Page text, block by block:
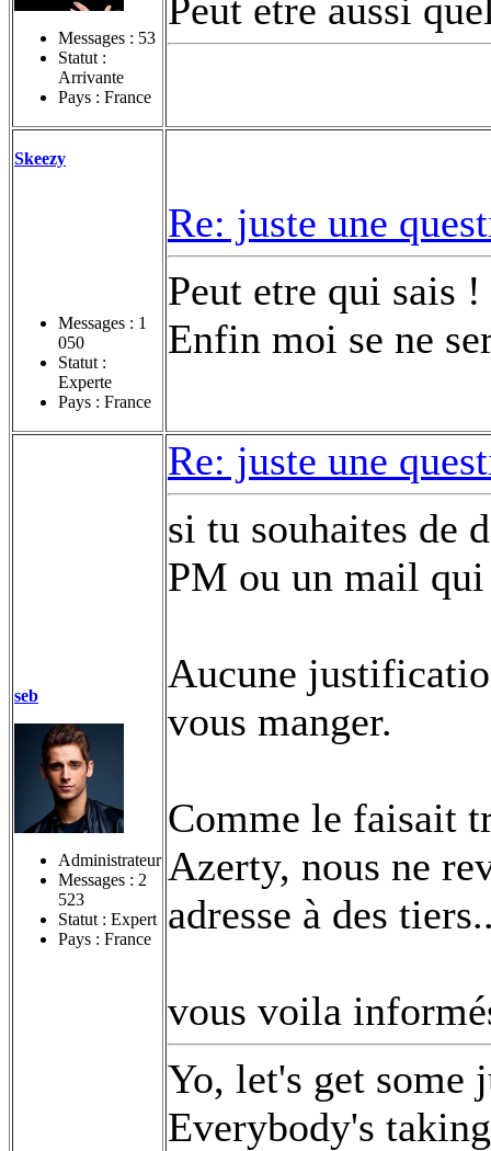
Messages : 53
Statut :
Arrivante
Pays : France
Peut etre aussi
Skeezy
Messages : 1
050
Statut :
Experte
Pays : France
Re: juste une
Peut etre qui sais !
Enfin moi se ne
seb
Administrateur
Messages : 2
523
Statut : Expert
Pays : France
Re: juste une
si tu souhaites de
PM ou un mail
Aucune
vous manger.
Comme le faisait
Azerty, nous ne
adresse à des
vous voila
Yo, let's get some
Everybody's